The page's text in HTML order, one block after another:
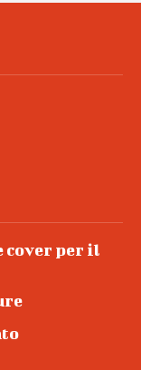
cover per il